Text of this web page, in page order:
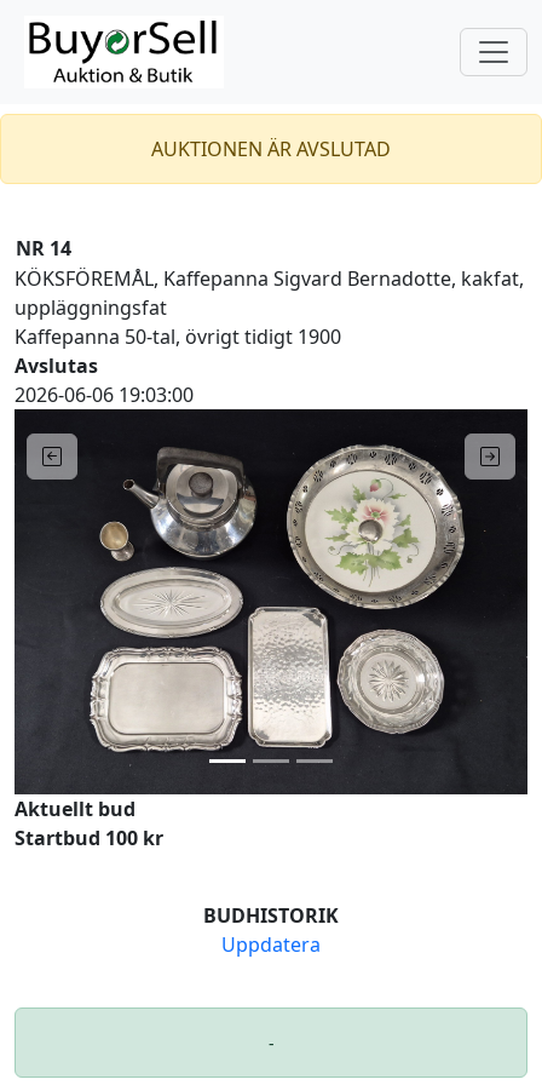
AUKTIONEN ÄR AVSLUTAD
NR 14
KÖKSFÖREMÅL, Kaffepanna Sigvard Bernadotte, kakfat,
uppläggningsfat
Kaffepanna 50-tal, övrigt tidigt 1900
Avslutas
2026-06-06 19:03:00
Previous
Aktuellt bud
Startbud 100 kr
BUDHISTORIK
Uppdatera
-